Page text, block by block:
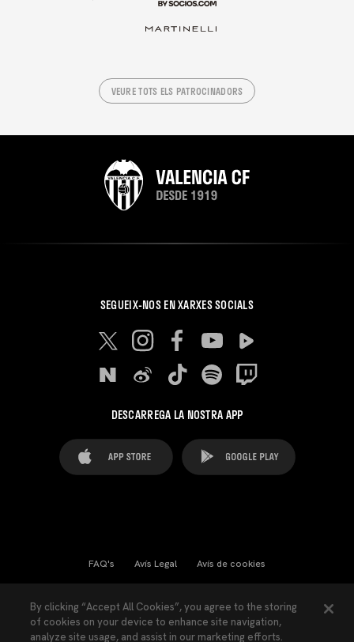
VEURE TOTS ELS PATROCINADORS
SEGUEIX-NOS EN XARXES SOCIALS
DESCARREGA LA NOSTRA APP
FAQ's Avís Legal Avís de cookies
Llei de Transparència Política de Privacitat
By clicking “Accept All Cookies”, you agree to the storing
of cookies on your device to enhance site navigation,
analyze site usage, and assist in our marketing efforts.